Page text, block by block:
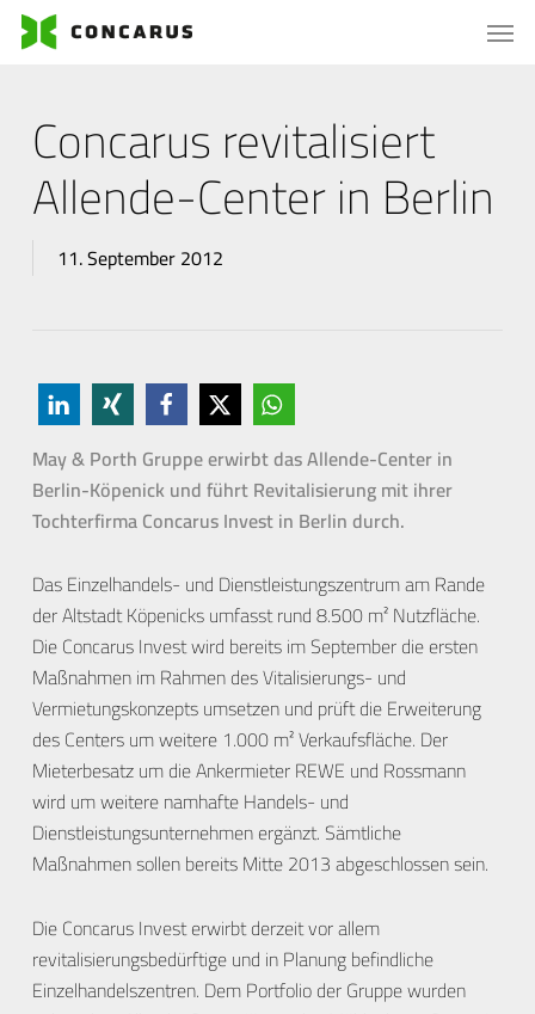
Skip Menu
Concarus revitalisiert
Allende-Center in Berlin
11. September 2012
May & Porth Gruppe erwirbt das Allende-Center in
Berlin-Köpenick und führt Revitalisierung mit ihrer
Tochterfirma Concarus Invest in Berlin durch.
Das Einzelhandels- und Dienstleistungszentrum am Rande
der Altstadt Köpenicks umfasst rund 8.500 m² Nutzfläche.
Die Concarus Invest wird bereits im September die ersten
Maßnahmen im Rahmen des Vitalisierungs- und
Vermietungskonzepts umsetzen und prüft die Erweiterung
des Centers um weitere 1.000 m² Verkaufsfläche. Der
Mieterbesatz um die Ankermieter REWE und Rossmann
wird um weitere namhafte Handels- und
Dienstleistungsunternehmen ergänzt. Sämtliche
Maßnahmen sollen bereits Mitte 2013 abgeschlossen sein.
Die Concarus Invest erwirbt derzeit vor allem
revitalisierungsbedürftige und in Planung befindliche
Einzelhandelszentren. Dem Portfolio der Gruppe wurden